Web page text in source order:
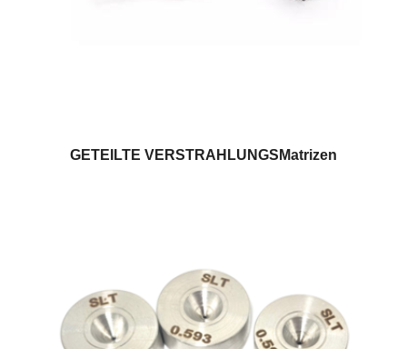
GETEILTE VERSTRAHLUNGSMatrizen